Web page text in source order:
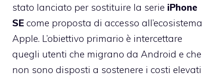
stato lanciato per sostituire la serie iPhone
SE come proposta di accesso all’ecosistema
Apple. L’obiettivo primario è intercettare
quegli utenti che migrano da Android e che
non sono disposti a sostenere i costi elevati